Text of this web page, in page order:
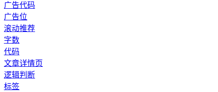
广告代码
广告位
滚动推荐
字数
代码
文章详情页
逻辑判断
标签